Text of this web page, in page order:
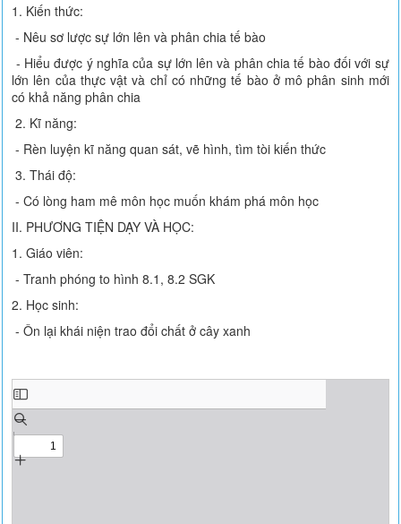
1. Kiến thức:
- Nêu sơ lược sự lớn lên và phân chia tế bào
- Hiểu được ý nghĩa của sự lớn lên và phân chia tế bào đối với sự
lớn lên của thực vật và chỉ có những tế bào ở mô phân sinh mới
có khả năng phân chia
2. Kĩ năng:
- Rèn luyện kĩ năng quan sát, vẽ hình, tìm tòi kiến thức
3. Thái độ:
- Có lòng ham mê môn học muốn khám phá môn học
II. PHƯƠNG TIỆN DẠY VÀ HỌC:
1. Giáo viên:
- Tranh phóng to hình 8.1, 8.2 SGK
2. Học sinh:
- Ôn lại khái niện trao đổi chất ở cây xanh